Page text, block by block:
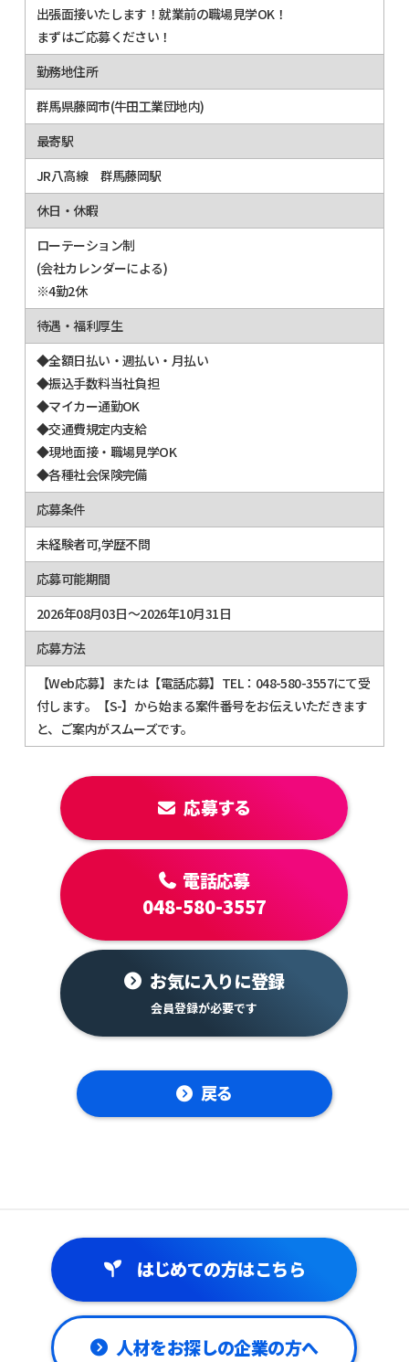
出張面接いたします！就業前の職場見学OK！
まずはご応募ください！
勤務地住所
群馬県藤岡市(牛田工業団地内)
最寄駅
JR八高線 群馬藤岡駅
休日・休暇
ローテーション制
(会社カレンダーによる)
※4勤2休
待遇・福利厚生
◆全額日払い・週払い・月払い
◆振込手数料当社負担
◆マイカー通勤OK
◆交通費規定内支給
◆現地面接・職場見学OK
◆各種社会保険完備
応募条件
未経験者可,学歴不問
応募可能期間
2026年08月03日～2026年10月31日
応募方法
【Web応募】または【電話応募】TEL：048-580-3557にて受
付します。【S-】から始まる案件番号をお伝えいただきます
と、ご案内がスムーズです。
応募する
電話応募
048-580-3557
お気に入りに登録
戻る
はじめての方はこちら
人材をお探しの企業の方へ